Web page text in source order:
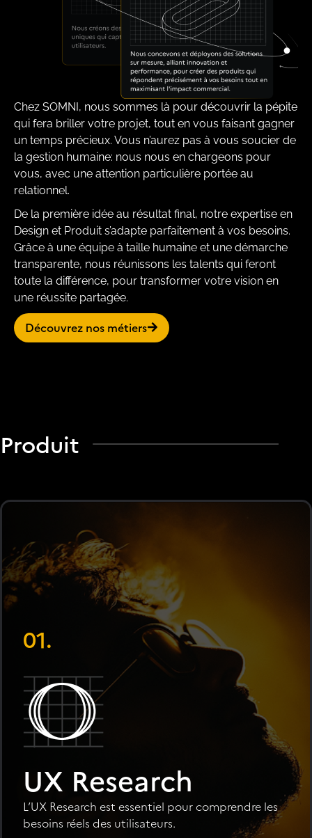
Chez SOMNI, nous sommes là pour découvrir la pépite
qui fera briller votre projet, tout en vous faisant gagner
un temps précieux. Vous n’aurez pas à vous soucier de
la gestion humaine: nous nous en chargeons pour
vous, avec une attention particulière portée au
relationnel.
De la première idée au résultat final, notre expertise en
Design et Produit s’adapte parfaitement à vos besoins.
Grâce à une équipe à taille humaine et une démarche
transparente, nous réunissons les talents qui feront
toute la différence, pour transformer votre vision en
une réussite partagée.
Découvrez nos métiers
Produit
01.
UX Research
L’UX Research est essentiel pour comprendre les
besoins réels des utilisateurs.